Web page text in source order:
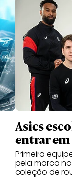
Asics
entrar em
Primeira
pela marca no
coleção de